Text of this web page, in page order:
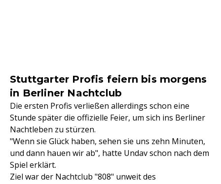
Stuttgarter Profis feiern bis morgens
in Berliner Nachtclub
Die ersten Profis verließen allerdings schon eine
Stunde später die offizielle Feier, um sich ins Berliner
Nachtleben zu stürzen.
"Wenn sie Glück haben, sehen sie uns zehn Minuten,
und dann hauen wir ab", hatte Undav schon nach dem
Spiel erklärt.
Ziel war der Nachtclub "808" unweit des